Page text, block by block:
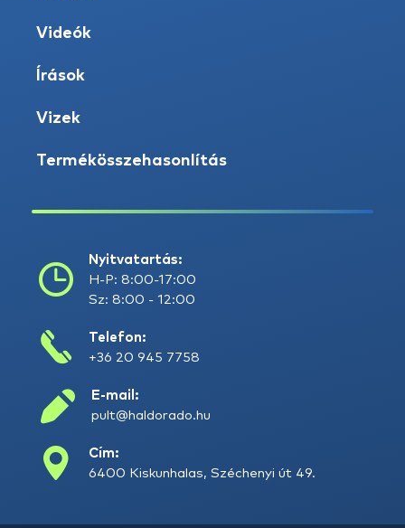
Videók
Írások
Vizek
Termékösszehasonlítás
Nyitvatartás:
H-P: 8:00-17:00
Sz: 8:00 - 12:00
Telefon:
+36 20 945 7758
E-mail:
pult@haldorado.hu
Cím:
6400 Kiskunhalas, Széchenyi út 49.